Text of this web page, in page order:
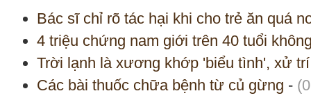
Bác sĩ chỉ rõ tác hại khi cho trẻ ăn quá
4 triệu chứng nam giới trên 40 tuổi
Trời lạnh là xương khớp 'biểu tình', xử
Các bài thuốc chữa bệnh từ củ gừng -